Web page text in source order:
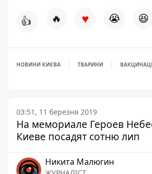
👍 🔥 ♥ 😭 😆
НОВИНИ КИЄВА ТВАРИНИ
03:51, 11 березня 2019
На мемориале Героев
Киеве посадят сотню лип
Никита Малюгин